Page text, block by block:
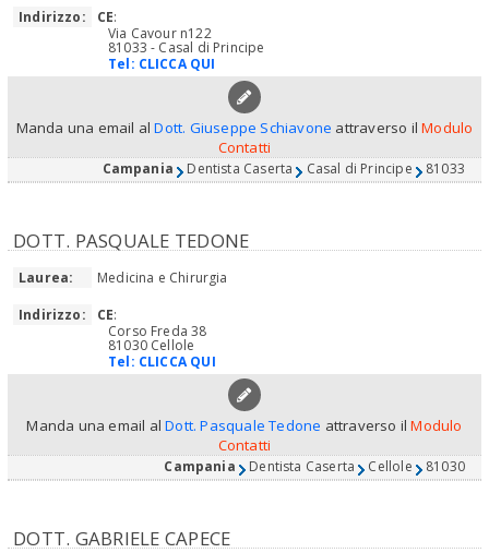
Indirizzo:
CE:
Via Cavour n122
81033 - Casal di Principe
Tel: CLICCA QUI
Manda una email alDott. Giuseppe Schiavone attraverso ilModulo
Contatti
Campania Dentista Caserta Casal di Principe 81033
DOTT. PASQUALE TEDONE
Laurea:
Medicina e Chirurgia
Indirizzo:
CE:
Corso Freda 38
81030 Cellole
Tel: CLICCA QUI
Manda una email alDott. Pasquale Tedone attraverso ilModulo
Contatti
Campania Dentista Caserta Cellole 81030
DOTT. GABRIELE CAPECE